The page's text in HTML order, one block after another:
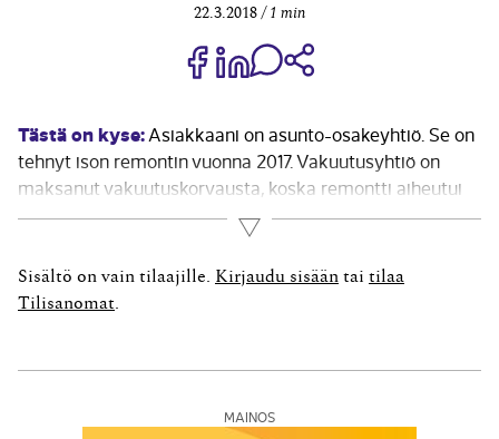
22.3.2018 1 min
Jaa Share on Facebook
Jaa Share on LinkedIn
Jaa WhatsApp-viestinä
Tästä on kyse:Asiakkaani on asunto-osakeyhtiö. Se on
tehnyt ison remontin vuonna 2017. Vakuutusyhtiö on
maksanut vakuutuskorvausta, koska remontti aiheutui
osaksi vesivahingosta, osaksi oli muuta korjaustarvetta.
Miten kirjaan vakuutuskorvauksen? Sekä remonttikulut
että vakuutuskorvaus kirjataan tuloslaskelman
Kiinteistön hoitokulut -ryhmään riville Korjaukset.
Lue lisää
Sisältö on vain tilaajille. Kirjaudu sisään tai tilaa
Tilisanomat
MAINOS